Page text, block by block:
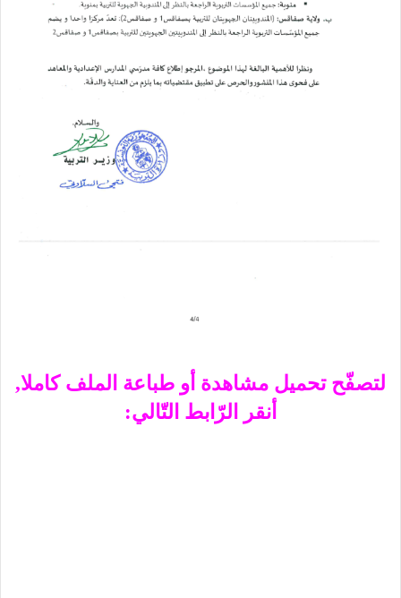
لتصفّح تحميل مشاهدة أو طباعة الملف كاملا,
أنقر الرّابط التّالي: